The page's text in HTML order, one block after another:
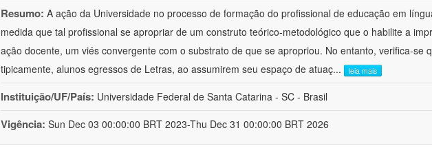
Resumo: A ação da Universidade no processo de formação do profissional de educação em
medida que tal profissional se apropriar de um construto teórico-metodológico que o habilite a
ação docente, um viés convergente com o substrato de que se apropriou. No entanto, verifica-se
tipicamente, alunos egressos de Letras, ao assumirem seu espaço de atuaç... leia mais
Instituição/UF/País: Universidade Federal de Santa Catarina - SC - Brasil
Vigência: Sun Dec 03 00:00:00 BRT 2023-Thu Dec 31 00:00:00 BRT 2026